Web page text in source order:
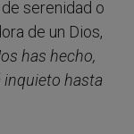
serenidad o
de un Dios,
has hecho,
inquieto hasta